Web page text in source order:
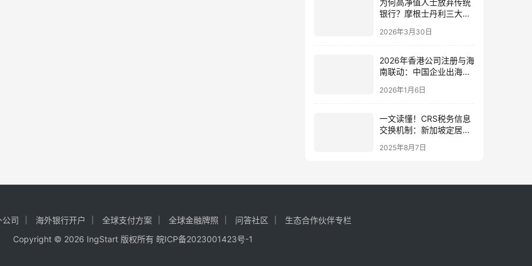
为何高净值人士放弃传统
银行？摩根士丹利三大核
构建+跨境法律支持
2026年3月30日
2026年香港公司注册与海
南联动：中国企业出海战
2026年1月6日
一文读懂！CRS税务信息
交换机制：新加坡定居者
2025年8月7日
公司 海外银行开户 全球支付方案 全球金融牌照 问答社区
生态合作伙伴专栏
Copyright © 2026 IngStart 版权所有 皖ICP备2023001423号-1